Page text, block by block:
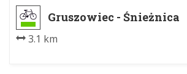
Gruszowiec - Śnieżnica
3.1 km